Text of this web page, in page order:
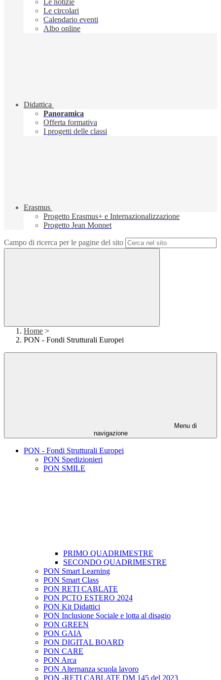
Le notizie
Le circolari
Calendario eventi
Albo online
Didattica
Panoramica
Offerta formativa
I progetti delle classi
Erasmus
Progetto Erasmus+ e Internazionalizzazione
Progetto Jean Monnet
Campo di ricerca per le pagine del sito
Home >
PON - Fondi Strutturali Europei
Menu di
navigazione
PON - Fondi Strutturali Europei
PON Spedizionieri
PON SMILE
PRIMO QUADRIMESTRE
SECONDO QUADRIMESTRE
PON Smart Learning
PON Smart Class
PON RETI CABLATE
PON PCTO ESTERO 2024
PON Kit Didattici
PON Inclusione Sociale e lotta al disagio
PON GREEN
PON GAIA
PON DIGITAL BOARD
PON CARE
PON Arca
PON Alternanza scuola lavoro
PON -RETI CABLATE DM 145 del 2023